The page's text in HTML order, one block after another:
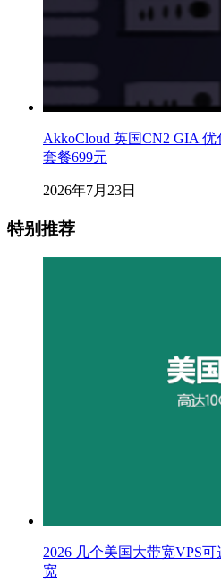
AkkoCloud 英国CN2 GIA
套餐699元
2026年7月23日
特别推荐
2026 几个美国大带宽VPS
宽